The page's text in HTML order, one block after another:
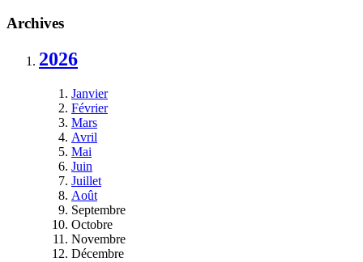
Archives
2026
Janvier
Février
Mars
Avril
Mai
Juin
Juillet
Août
Septembre
Octobre
Novembre
Décembre